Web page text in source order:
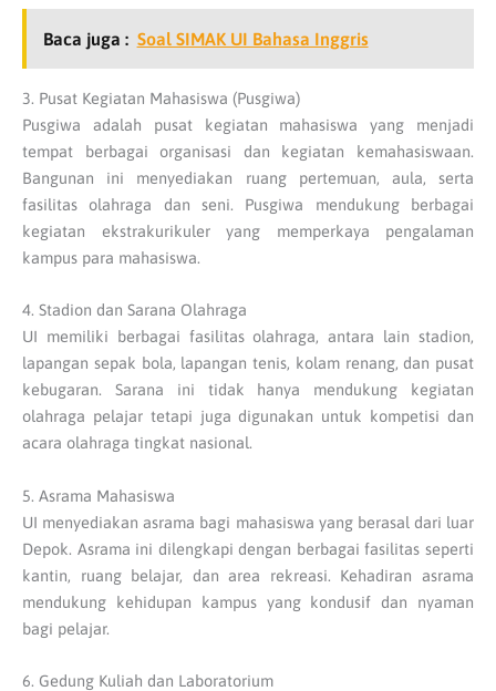
Baca juga : Soal SIMAK UI Bahasa Inggris
3. Pusat Kegiatan Mahasiswa (Pusgiwa)
Pusgiwa adalah pusat kegiatan mahasiswa yang menjadi
tempat berbagai organisasi dan kegiatan kemahasiswaan.
Bangunan ini menyediakan ruang pertemuan, aula, serta
fasilitas olahraga dan seni. Pusgiwa mendukung berbagai
kegiatan ekstrakurikuler yang memperkaya pengalaman
kampus para mahasiswa.
4. Stadion dan Sarana Olahraga
UI memiliki berbagai fasilitas olahraga, antara lain stadion,
lapangan sepak bola, lapangan tenis, kolam renang, dan pusat
kebugaran. Sarana ini tidak hanya mendukung kegiatan
olahraga pelajar tetapi juga digunakan untuk kompetisi dan
acara olahraga tingkat nasional.
5. Asrama Mahasiswa
UI menyediakan asrama bagi mahasiswa yang berasal dari luar
Depok. Asrama ini dilengkapi dengan berbagai fasilitas seperti
kantin, ruang belajar, dan area rekreasi. Kehadiran asrama
mendukung kehidupan kampus yang kondusif dan nyaman
bagi pelajar.
6. Gedung Kuliah dan Laboratorium